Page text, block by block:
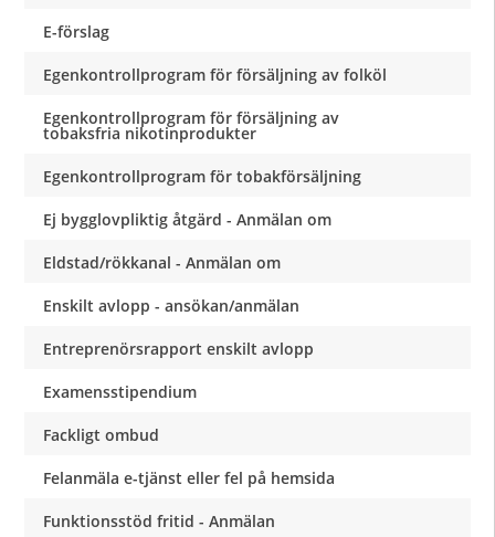
E-förslag
Egenkontrollprogram för försäljning av folköl
Egenkontrollprogram för försäljning av
tobaksfria nikotinprodukter
Egenkontrollprogram för tobakförsäljning
Ej bygglovpliktig åtgärd - Anmälan om
Eldstad/rökkanal - Anmälan om
Enskilt avlopp - ansökan/anmälan
Entreprenörsrapport enskilt avlopp
Examensstipendium
Fackligt ombud
Felanmäla e-tjänst eller fel på hemsida
Funktionsstöd fritid - Anmälan